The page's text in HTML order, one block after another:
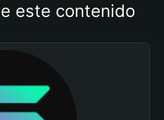
este contenido